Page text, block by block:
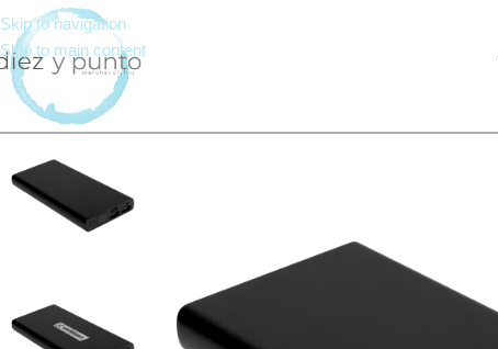
Skip to navigation
Skip to main content